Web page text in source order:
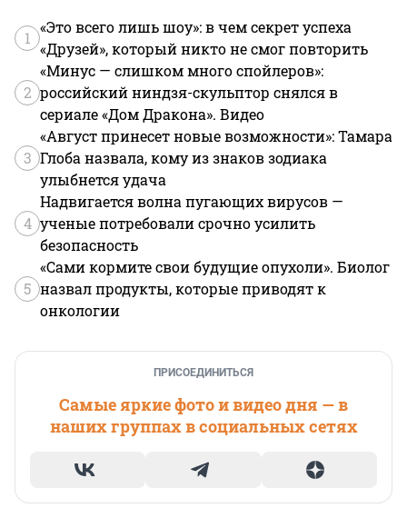
1
«Это всего лишь шоу»: в чем секрет успеха
«Друзей», который никто не смог повторить
2
«Минус — слишком много спойлеров»:
российский ниндзя-скульптор снялся в
сериале «Дом Дракона». Видео
3
«Август принесет новые возможности»: Тамара
Глоба назвала, кому из знаков зодиака
улыбнется удача
4
Надвигается волна пугающих вирусов —
ученые потребовали срочно усилить
безопасность
5
«Сами кормите свои будущие опухоли». Биолог
назвал продукты, которые приводят к
онкологии
ПРИСОЕДИНИТЬСЯ
Самые яркие фото и видео дня — в
наших группах в социальных сетях